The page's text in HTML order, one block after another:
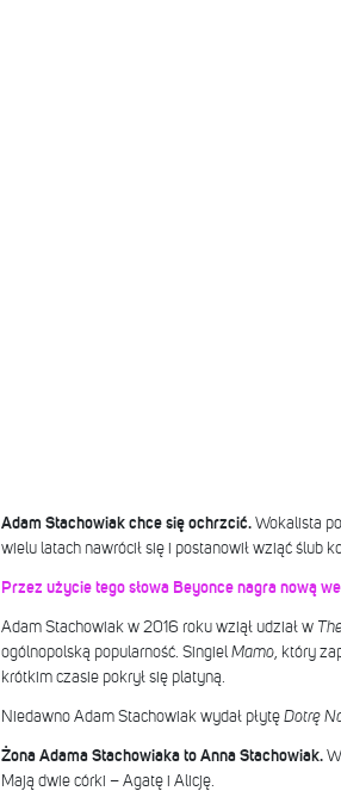
Adam Stachowiak chce się ochrzcić.Wokalista
wielu latach nawrócił się i postanowił wziąć ślub
Przez użycie tego słowa Beyonce nagra nową
Adam Stachowiak w 2016 roku wziął udział w
ogólnopolską popularność. SingielMamo, który
krótkim czasie pokrył się platyną.
Niedawno Adam Stachowiak wydał płytę Dotrę
Żona Adama Stachowiaka to Anna Stachowiak.
Mają dwie córki – Agatę i Alicję.